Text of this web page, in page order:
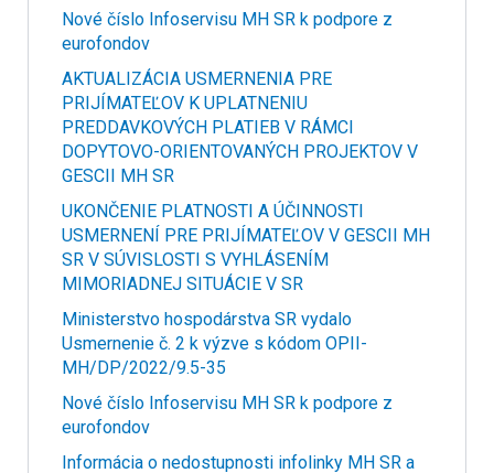
Nové číslo Infoservisu MH SR k podpore z
eurofondov
AKTUALIZÁCIA USMERNENIA PRE
PRIJÍMATEĽOV K UPLATNENIU
PREDDAVKOVÝCH PLATIEB V RÁMCI
DOPYTOVO-ORIENTOVANÝCH PROJEKTOV V
GESCII MH SR
UKONČENIE PLATNOSTI A ÚČINNOSTI
USMERNENÍ PRE PRIJÍMATEĽOV V GESCII MH
SR V SÚVISLOSTI S VYHLÁSENÍM
MIMORIADNEJ SITUÁCIE V SR
Ministerstvo hospodárstva SR vydalo
Usmernenie č. 2 k výzve s kódom OPII-
MH/DP/2022/9.5-35
Nové číslo Infoservisu MH SR k podpore z
eurofondov
Informácia o nedostupnosti infolinky MH SR a